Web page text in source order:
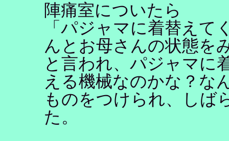
陣痛室についたら
「パジャマに着替えて
んとお母さんの状態を
と言われ、パジャマに
える機械なのかな？な
ものをつけられ、しば
た。